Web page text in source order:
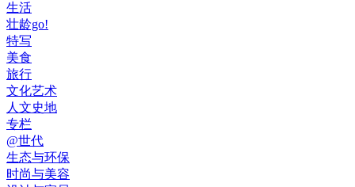
生活
壮龄go!
特写
美食
旅行
文化艺术
人文史地
专栏
@世代
生态与环保
时尚与美容